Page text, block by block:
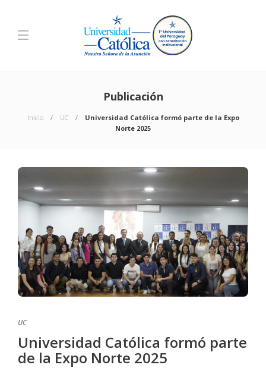
Publicación
Inicio UC
Universidad Católica formó parte de la Expo
Norte 2025
UC
Universidad Católica formó parte
de la Expo Norte 2025